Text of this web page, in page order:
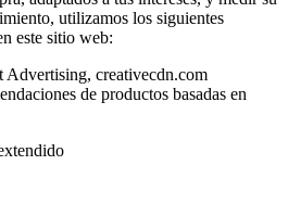
utilizamos los siguientes
este sitio web:
creativecdn.com
de productos basadas en